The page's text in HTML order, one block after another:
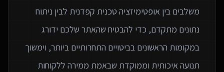
משלבים בין אופטימיזציה טכנית קפדנית לבין ניתוח
נתונים מתקדם, כדי להבטיח שהאתר שלכם ידורג
במקומות הראשונים בביטויים התחרותיים ביותר, וימשוך
תנועה איכותית וממוקדת שבאמת ממירה ללקוחות